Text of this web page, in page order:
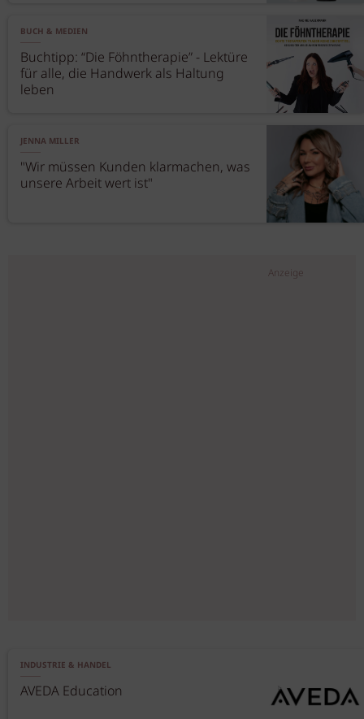
BUCH & MEDIEN
Buchtipp: “Die Föhntherapie” - Lektüre
für alle, die Handwerk als Haltung
leben
JENNA MILLER
"Wir müssen Kunden klarmachen, was
unsere Arbeit wert ist"
Anzeige
INDUSTRIE & HANDEL
AVEDA Education